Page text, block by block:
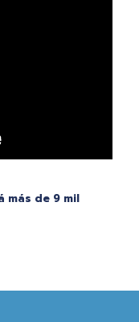
más de 9 mil